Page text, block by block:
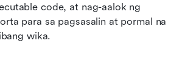
code, at nag-aalok ng
para sa pagsasalin at pormal na
wika.